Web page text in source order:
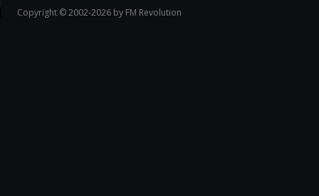
Copyright © 2002-2026 by FM Revolution